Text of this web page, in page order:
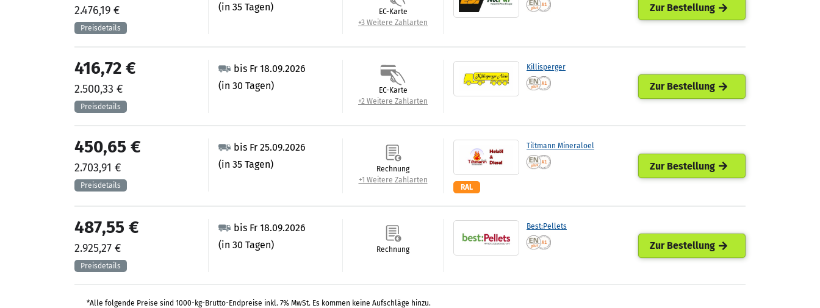
(in 35 Tagen)
2.476,19 €
EC-Karte
+3 Weitere Zahlarten
Zur Bestellung
Killisperger
bis Fr 18.09.2026
(in 30 Tagen)
416,72 €
2.500,33 €
EC-Karte
+2 Weitere Zahlarten
Zur Bestellung
Tiltmann Mineraloel
RAL
bis Fr 25.09.2026
(in 35 Tagen)
450,65 €
2.703,91 €
Rechnung
+1 Weitere Zahlarten
Zur Bestellung
Best:Pellets
bis Fr 18.09.2026
(in 30 Tagen)
487,55 €
2.925,27 € Rechnung Zur Bestellung
*Alle folgende Preise sind 1000-kg-Brutto-Endpreise inkl. 7% MwSt. Es kommen keine Aufschläge hinzu.